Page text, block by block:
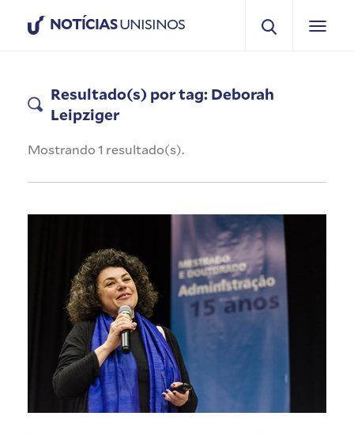
NOTÍCIASUNISINOS
Resultado(s) por tag: Deborah
Leipziger
Mostrando 1 resultado(s).